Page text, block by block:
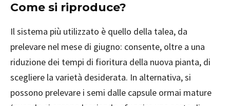
Come si riproduce?
Il sistema più utilizzato è quello della talea, da
prelevare nel mese di giugno: consente, oltre a una
riduzione dei tempi di fioritura della nuova pianta, di
scegliere la varietà desiderata. In alternativa, si
possono prelevare i semi dalle capsule ormai mature